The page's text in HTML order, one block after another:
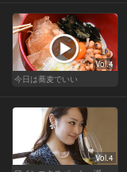
Vol.4
今日は蕎麦でいい
Vol.4